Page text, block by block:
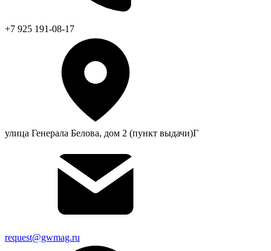
+7 925 191-08-17
улица Генерала Белова, дом 2 (пункт выдачи)Г
request@gwmag.ru